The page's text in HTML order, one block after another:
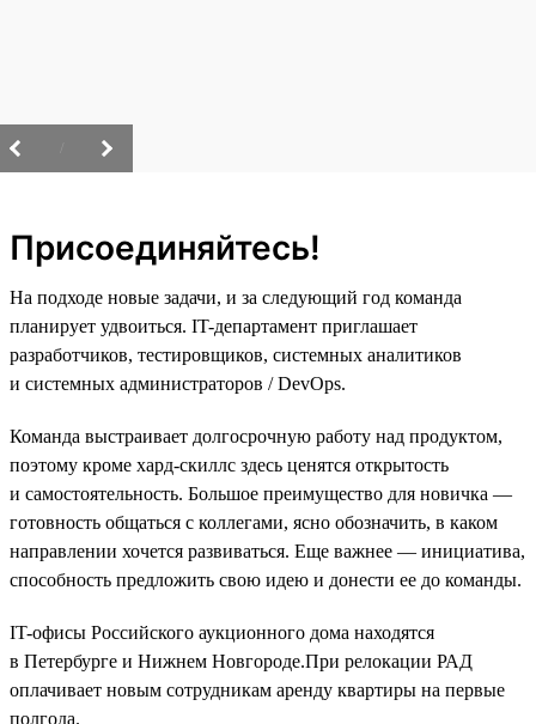
Присоединяйтесь!
На подходе новые задачи, и за следующий год команда
планирует удвоиться. IT-департамент приглашает
разработчиков, тестировщиков, системных аналитиков
и системных администраторов / DevOps.
Команда выстраивает долгосрочную работу над продуктом,
поэтому кроме хард-скиллс здесь ценятся открытость
и самостоятельность. Большое преимущество для новичка —
готовность общаться с коллегами, ясно обозначить, в каком
направлении хочется развиваться. Еще важнее — инициатива,
способность предложить свою идею и донести ее до команды.
IT-офисы Российского аукционного дома находятся
в Петербурге и Нижнем Новгороде.При релокации РАД
оплачивает новым сотрудникам аренду квартиры на первые
полгода.